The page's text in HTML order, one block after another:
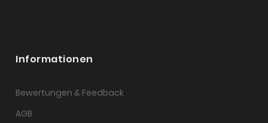
Informationen
Bewertungen & Feedback
AGB